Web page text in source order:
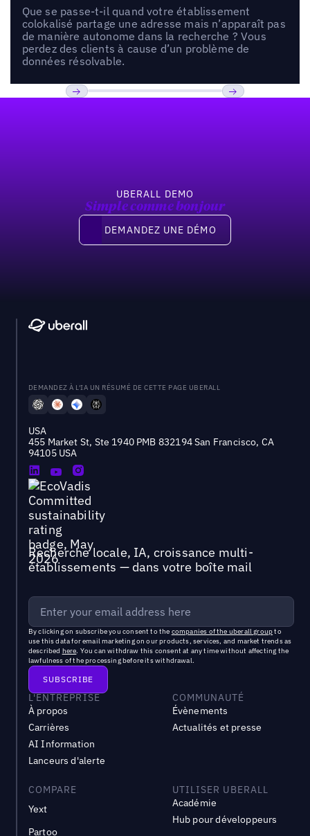
Que se passe-t-il quand votre établissement
colokalisé partage une adresse mais n’apparaît pas
de manière autonome dans la recherche ? Vous
perdez des clients à cause d’un problème de
données résolvable.
UBERALL DEMO
Simple comme bonjour
Demandez une démo
DEMANDEZ UNE DÉMO
DEMANDEZ À L'IA UN RÉSUMÉ DE CETTE PAGE UBERALL
USA
455 Market St, Ste 1940 PMB 832194 San Francisco, CA
94105 USA
Recherche locale, IA, croissance multi-
établissements — dans votre boîte mail
By clicking on subscribe you consent to the companies of the uberall groupto
use this data for email marketing on our products, services, and market trends as
described here. You can withdraw this consent at any time without affecting the
lawfulness of the processing before its withdrawal.
L'ENTREPRISE
À propos
Carrières
AI Information
Lanceurs d'alerte
COMMUNAUTÉ
Évènements
Actualités et presse
COMPARE
Yext
Partoo
UTILISER UBERALL
Académie
Hub pour développeurs